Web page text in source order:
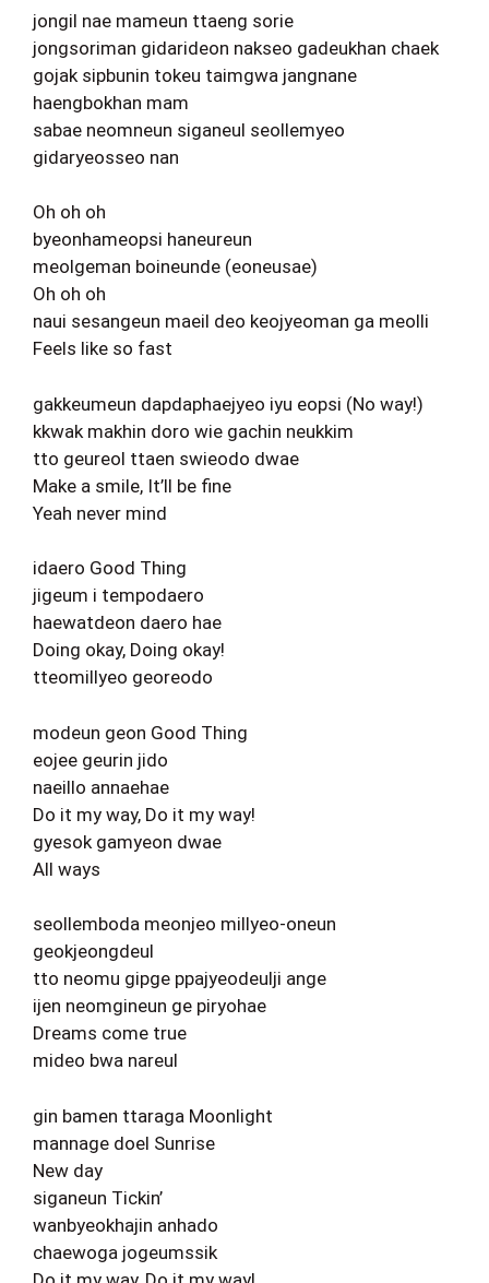
jongil nae mameun ttaeng sorie
jongsoriman gidarideon nakseo gadeukhan chaek
gojak sipbunin tokeu taimgwa jangnane
haengbokhan mam
sabae neomneun siganeul seollemyeo
gidaryeosseo nan
Oh oh oh
byeonhameopsi haneureun
meolgeman boineunde (eoneusae)
Oh oh oh
naui sesangeun maeil deo keojyeoman ga meolli
Feels like so fast
gakkeumeun dapdaphaejyeo iyu eopsi (No way!)
kkwak makhin doro wie gachin neukkim
tto geureol ttaen swieodo dwae
Make a smile, It’ll be fine
Yeah never mind
idaero Good Thing
jigeum i tempodaero
haewatdeon daero hae
Doing okay, Doing okay!
tteomillyeo georeodo
modeun geon Good Thing
eojee geurin jido
naeillo annaehae
Do it my way, Do it my way!
gyesok gamyeon dwae
All ways
seollemboda meonjeo millyeo-oneun
geokjeongdeul
tto neomu gipge ppajyeodeulji ange
ijen neomgineun ge piryohae
Dreams come true
mideo bwa nareul
gin bamen ttaraga Moonlight
mannage doel Sunrise
New day
siganeun Tickin’
wanbyeokhajin anhado
chaewoga jogeumssik